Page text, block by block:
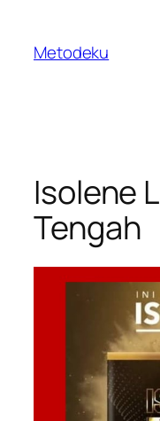
content
Metodeku
Isolene
Tengah